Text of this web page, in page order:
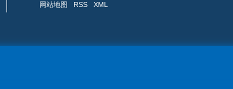
网站地图
RSS XML